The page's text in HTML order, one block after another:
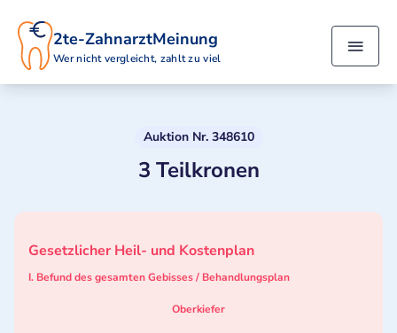
2te-ZahnarztMeinung
Wer nicht vergleicht, zahlt zu viel
Auktion Nr. 348610
3 Teilkronen
Gesetzlicher Heil- und Kostenplan
I. Befund des gesamten Gebisses / Behandlungsplan
Oberkiefer